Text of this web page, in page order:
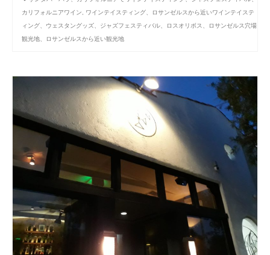
カリフォルニアワイン
ワインテイスティング、ロサンゼルスから近いワインテイステ
ィング、ウェスタングッズ、ジャズフェスティバル、ロスオリボス、ロサンゼルス穴場
観光地、ロサンゼルスから近い観光地